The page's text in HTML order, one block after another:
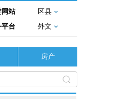
网站
区县
台
外文
房产